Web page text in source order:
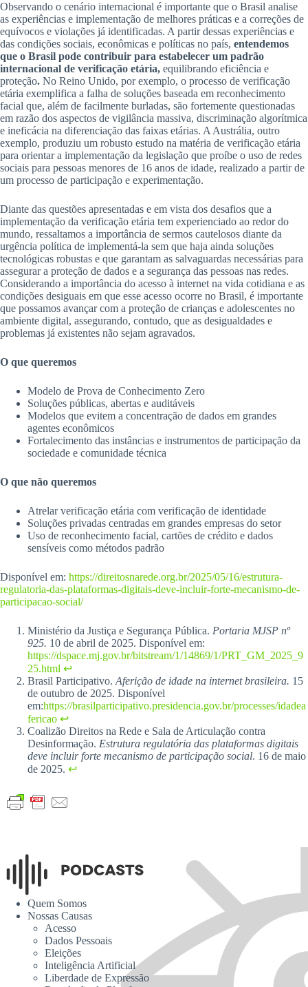
Observando o cenário internacional é importante que o Brasil analise
as experiências e implementação de melhores práticas e a correções de
equívocos e violações já identificadas. A partir dessas experiências e
das condições sociais, econômicas e políticas no país, entendemos
que o Brasil pode contribuir para estabelecer um padrão
internacional de verificação etária, equilibrando eficiência e
proteção. No Reino Unido, por exemplo, o processo de verificação
etária exemplifica a falha de soluções baseada em reconhecimento
facial que, além de facilmente burladas, são fortemente questionadas
em razão dos aspectos de vigilância massiva, discriminação algorítmica
e ineficácia na diferenciação das faixas etárias. A Austrália, outro
exemplo, produziu um robusto estudo na matéria de verificação etária
para orientar a implementação da legislação que proíbe o uso de redes
sociais para pessoas menores de 16 anos de idade, realizado a partir de
um processo de participação e experimentação.
Diante das questões apresentadas e em vista dos desafios que a
implementação da verificação etária tem experienciado ao redor do
mundo, ressaltamos a importância de sermos cautelosos diante da
urgência política de implementá-la sem que haja ainda soluções
tecnológicas robustas e que garantam as salvaguardas necessárias para
assegurar a proteção de dados e a segurança das pessoas nas redes.
Considerando a importância do acesso à internet na vida cotidiana e as
condições desiguais em que esse acesso ocorre no Brasil, é importante
que possamos avançar com a proteção de crianças e adolescentes no
ambiente digital, assegurando, contudo, que as desigualdades e
problemas já existentes não sejam agravados.
O que queremos
Modelo de Prova de Conhecimento Zero
Soluções públicas, abertas e auditáveis
Modelos que evitem a concentração de dados em grandes
agentes econômicos
Fortalecimento das instâncias e instrumentos de participação da
sociedade e comunidade técnica
O que não queremos
Atrelar verificação etária com verificação de identidade
Soluções privadas centradas em grandes empresas do setor
Uso de reconhecimento facial, cartões de crédito e dados
sensíveis como métodos padrão
Disponível em: https://direitosnarede.org.br/2025/05/16/estrutura-
regulatoria-das-plataformas-digitais-deve-incluir-forte-mecanismo-de-
participacao-social/
Ministério da Justiça e Segurança Pública. Portaria MJSP nº
925. 10 de abril de 2025. Disponível em:
https://dspace.mj.gov.br/bitstream/1/14869/1/PRT_GM_2025_9
25.html ↩︎
Brasil Participativo. Aferição de idade na internet brasileira. 15
de outubro de 2025. Disponível
em:https://brasilparticipativo.presidencia.gov.br/processes/idadea
fericao ↩︎
Coalizão Direitos na Rede e Sala de Articulação contra
Desinformação. Estrutura regulatória das plataformas digitais
deve incluir forte mecanismo de participação social. 16 de maio
de 2025. ↩︎
Quem Somos
Nossas Causas
Acesso
Dados Pessoais
Eleições
Inteligência Artificial
Liberdade de Expressão